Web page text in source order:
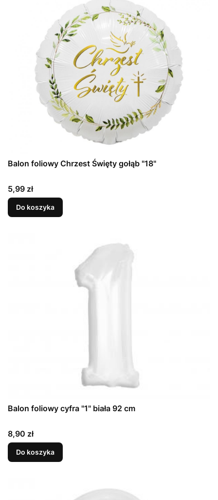
Balon foliowy Chrzest Święty gołąb "18"
Cena
5,99 zł
Do koszyka
Balon foliowy cyfra "1" biała 92 cm
Cena
8,90 zł
Do koszyka